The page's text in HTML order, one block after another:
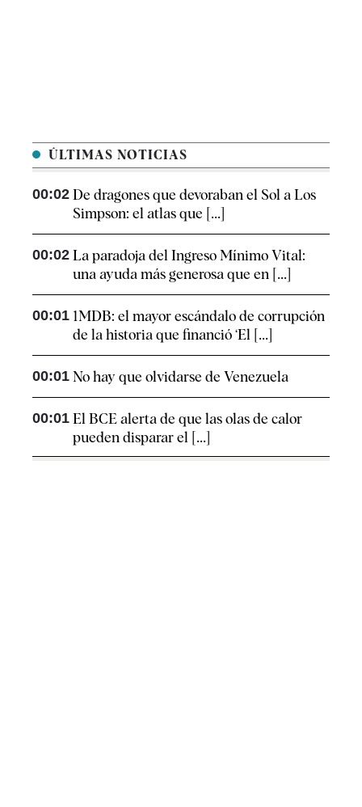
ÚLTIMAS NOTICIAS
00:02 De dragones que devoraban el Sol a Los
Simpson: el atlas que [...]
00:02 La paradoja del Ingreso Mínimo Vital:
una ayuda más generosa que en [...]
00:01 1MDB: el mayor escándalo de corrupción
de la historia que financió ‘El [...]
00:01 No hay que olvidarse de Venezuela
00:01 El BCE alerta de que las olas de calor
pueden disparar el [...]